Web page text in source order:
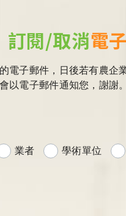
訂閱/取消電
電子郵件，日後若有農企
以電子郵件通知您，謝謝。
業者 學術單位